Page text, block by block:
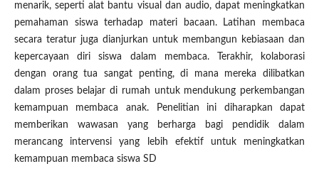
menarik, seperti alat bantu visual dan audio, dapat meningkatkan
pemahaman siswa terhadap materi bacaan. Latihan membaca
secara teratur juga dianjurkan untuk membangun kebiasaan dan
kepercayaan diri siswa dalam membaca. Terakhir, kolaborasi
dengan orang tua sangat penting, di mana mereka dilibatkan
dalam proses belajar di rumah untuk mendukung perkembangan
kemampuan membaca anak. Penelitian ini diharapkan dapat
memberikan wawasan yang berharga bagi pendidik dalam
merancang intervensi yang lebih efektif untuk meningkatkan
kemampuan membaca siswa SD